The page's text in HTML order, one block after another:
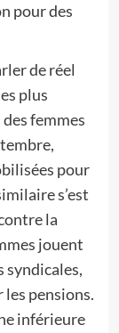
pour des
de réel
plus
femmes
pour
s’est
la
jouent
syndicales,
pensions.
inférieure